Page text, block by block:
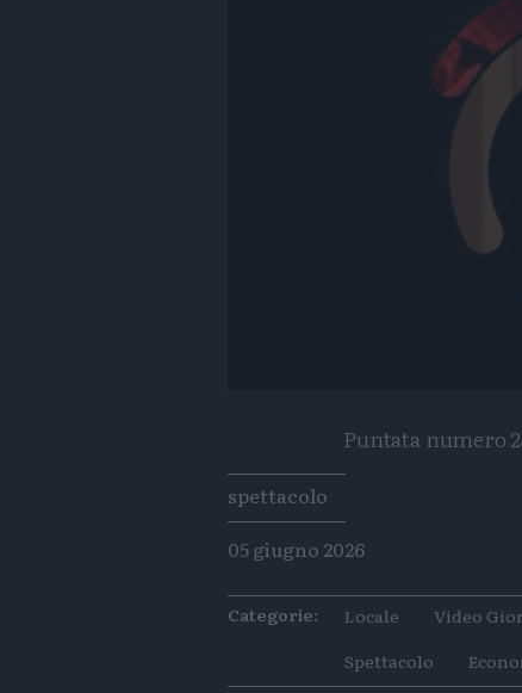
Puntata numero
Tags
spettacolo
05 giugno 2026
Categorie: Locale Video
Spettacolo